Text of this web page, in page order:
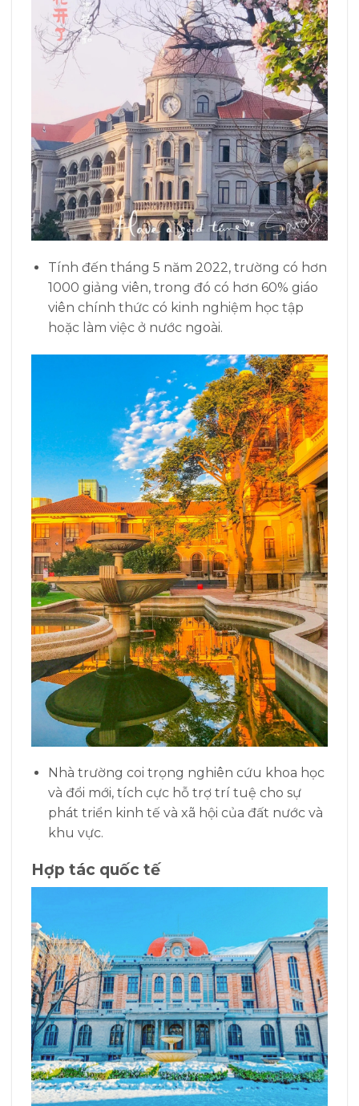
Tính đến tháng 5 năm 2022, trường có hơn
1000 giảng viên, trong đó có hơn 60% giáo
viên chính thức có kinh nghiệm học tập
hoặc làm việc ở nước ngoài.
Nhà trường coi trọng nghiên cứu khoa học
và đổi mới, tích cực hỗ trợ trí tuệ cho sự
phát triển kinh tế và xã hội của đất nước và
khu vực.
Hợp tác quốc tế